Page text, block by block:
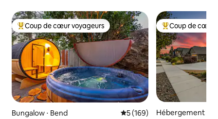
Coups de cœur voyageurs les plus appréciés
Coup de cœur voyageurs
Bungalow ⋅ Bend Évaluation moyenne sur la
5 (169)
Coups de cœur
Coup de cœur
Hébergement ⋅